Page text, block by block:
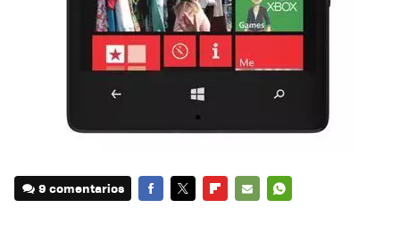
9 comentarios